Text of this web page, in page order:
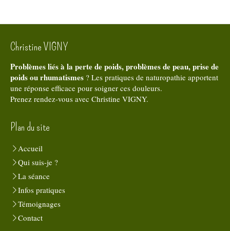
Christine VIGNY
Problèmes liés à la perte de poids, problèmes de peau, prise de
poids ou rhumatismes ? Les pratiques de naturopathie apportent
une réponse efficace pour soigner ces douleurs.
Prenez rendez-vous avec Christine VIGNY.
Plan du site
Accueil
Qui suis-je ?
La séance
Infos pratiques
Témoignages
Contact